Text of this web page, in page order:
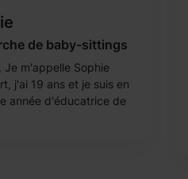
de baby-sittings
Je m'appelle Sophie
j'ai 19 ans et je suis en
année d'éducatrice de